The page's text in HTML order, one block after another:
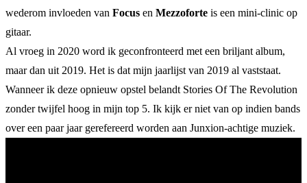
wederom invloeden van Focus en Mezzoforte is een mini-clinic op
gitaar.
Al vroeg in 2020 word ik geconfronteerd met een briljant album,
maar dan uit 2019. Het is dat mijn jaarlijst van 2019 al vaststaat.
Wanneer ik deze opnieuw opstel belandt Stories Of The Revolution
zonder twijfel hoog in mijn top 5. Ik kijk er niet van op indien bands
over een paar jaar gerefereerd worden aan Junxion-achtige muziek.